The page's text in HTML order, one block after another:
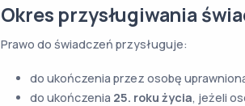
Okres przysługiwania
Prawo do świadczeń przysługuje:
do ukończenia przez osobę
do ukończenia 25. roku życia, jeżeli